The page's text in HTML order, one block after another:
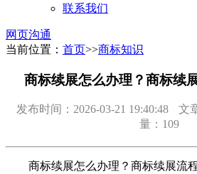
联系我们
网页沟通
当前位置： 首页>>商标知识
商标续展怎么办理？商标续
发布时间：2026-03-21 19:40:48 文
量：109
商标续展怎么办理？商标续展流